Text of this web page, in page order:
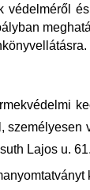
védelméről
személyesen
Lajos u.